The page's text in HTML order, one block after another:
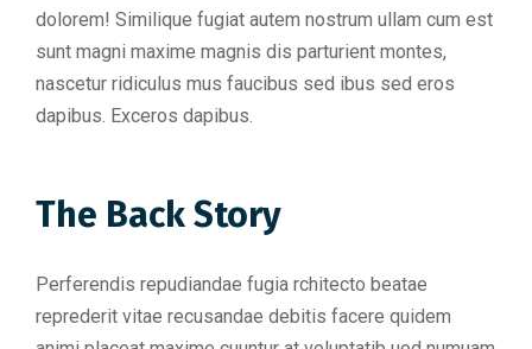
dolorem! Similique fugiat autem nostrum ullam cum est
sunt magni maxime magnis dis parturient montes,
nascetur ridiculus mus faucibus sed ibus sed eros
dapibus. Exceros dapibus.
The Back Story
Perferendis repudiandae fugia rchitecto beatae
reprederit vitae recusandae debitis facere quidem